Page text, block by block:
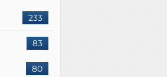
233
83
80